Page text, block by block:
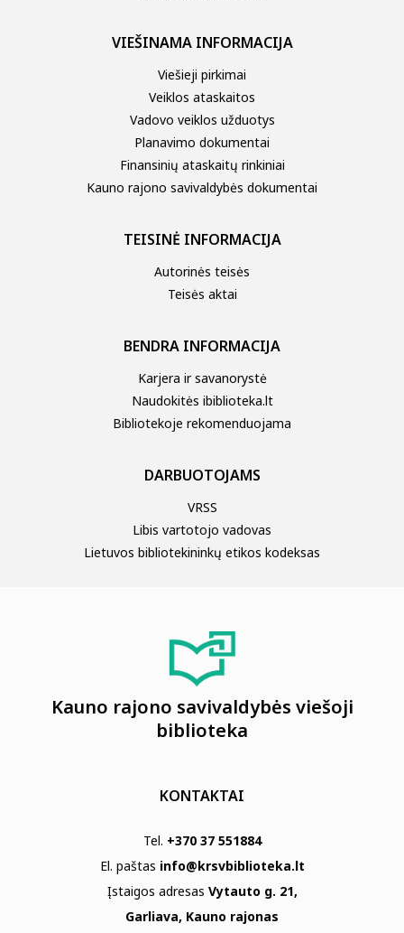
VIEŠINAMA INFORMACIJA
Viešieji pirkimai
Veiklos ataskaitos
Vadovo veiklos užduotys
Planavimo dokumentai
Finansinių ataskaitų rinkiniai
Kauno rajono savivaldybės dokumentai
TEISINĖ INFORMACIJA
Autorinės teisės
Teisės aktai
BENDRA INFORMACIJA
Karjera ir savanorystė
Naudokitės ibiblioteka.lt
Bibliotekoje rekomenduojama
DARBUOTOJAMS
VRSS
Libis vartotojo vadovas
Lietuvos bibliotekininkų etikos kodeksas
Kauno rajono savivaldybės viešoji
biblioteka
KONTAKTAI
Tel. +370 37 551884
El. paštas info@krsvbiblioteka.lt
Įstaigos adresas Vytauto g. 21,
Garliava, Kauno rajonas